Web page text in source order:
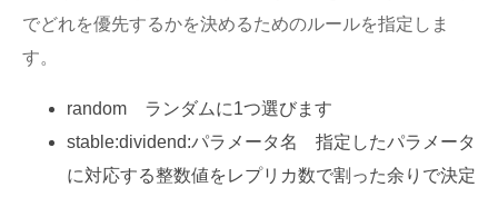
でどれを優先するかを決めるためのルールを指定しま
す。
random ランダムに1つ選びます
stable:dividend:パラメータ名 指定したパラメータ
に対応する整数値をレプリカ数で割った余りで決定